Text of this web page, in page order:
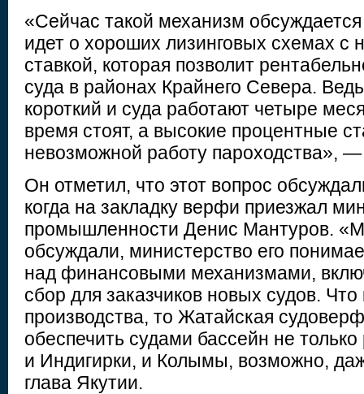
«Сейчас такой механизм
идет о хороших лизинговых схемах с
ставкой, которая позволит
суда в районах Крайнего Севера.
короткий и суда работают четыре
время стоят, а высокие процентные
невозможной работу пароходства»,
Он отметил, что этот вопрос
когда на закладку верфи приезжал
промышленности Денис Мантуров.
обсуждали, министерство его
над финансовыми механизмами,
сбор для заказчиков новых судов.
производства, то Жатайская
обеспечить судами бассейн не
и Индигирки, и Колымы, возможно,
глава Якутии.